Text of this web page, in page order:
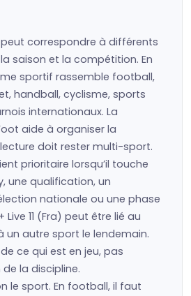
peut correspondre à différents
saison et la compétition. En
sportif rassemble football,
handball, cyclisme, sports
internationaux. La
aide à organiser la
doit rester multi-sport.
prioritaire lorsqu’il touche
une qualification, un
nationale ou une phase
11 (Fra) peut être lié au
un autre sport le lendemain.
ce qui est en jeu, pas
la discipline.
le sport. En football, il faut